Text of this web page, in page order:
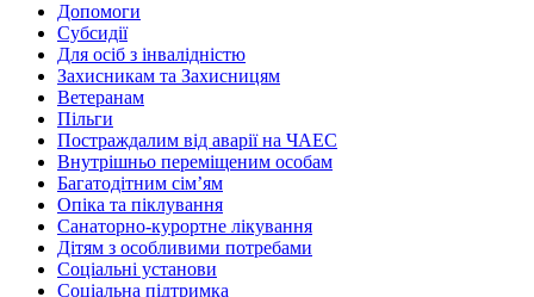
Допомоги
Субсидії
Для осіб з інвалідністю
Захисникам та Захисницям
Ветеранам
Пільги
Постраждалим від аварії на ЧАЕС
Внутрішньо переміщеним особам
Багатодітним сім’ям
Опіка та піклування
Санаторно-курортне лікування
Дітям з особливими потребами
Соціальні установи
Соціальна підтримка